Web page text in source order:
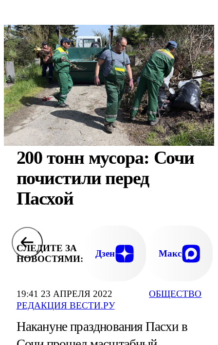
19:41 23 АПРЕЛЯ 2022
РЕДАКЦИЯ ВЕСТИ.РУ
ОБЩЕСТВО
200 тонн мусора: Сочи
почистили перед
Пасхой
СЛЕДИТЕ ЗА
НОВОСТЯМИ:
Дзен Макс
Накануне празднования Пасхи в